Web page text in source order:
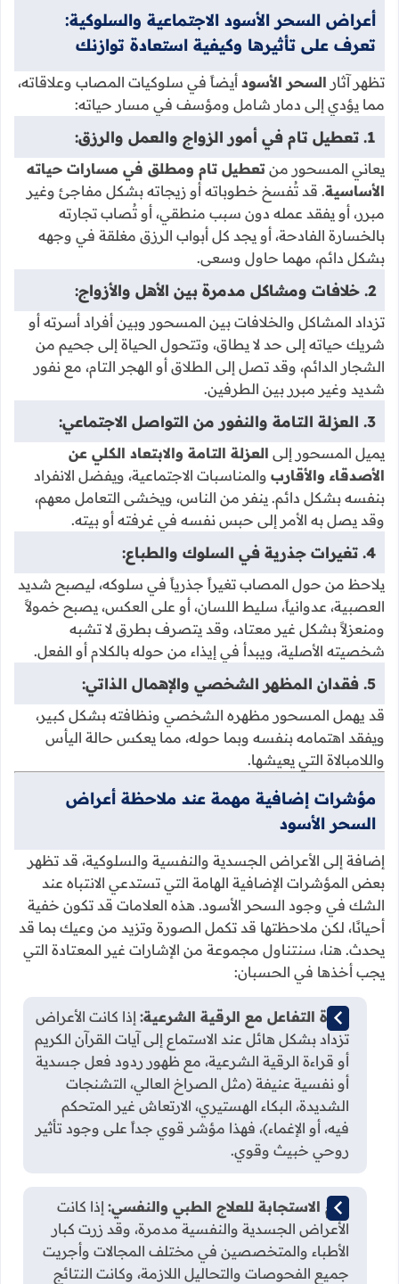
أعراض السحر الأسود الاجتماعية والسلوكية:
تعرف على تأثيرها وكيفية استعادة توازنك
تظهر آثار السحر الأسود أيضاً في سلوكيات المصاب وعلاقاته،
مما يؤدي إلى دمار شامل ومؤسف في مسار حياته:
1. تعطيل تام في أمور الزواج والعمل والرزق:
يعاني المسحور من تعطيل تام ومطلق في مسارات حياته
الأساسية. قد تُفسخ خطوباته أو زيجاته بشكل مفاجئ وغير
مبرر، أو يفقد عمله دون سبب منطقي، أو تُصاب تجارته
بالخسارة الفادحة، أو يجد كل أبواب الرزق مغلقة في وجهه
بشكل دائم، مهما حاول وسعى.
2. خلافات ومشاكل مدمرة بين الأهل والأزواج:
تزداد المشاكل والخلافات بين المسحور وبين أفراد أسرته أو
شريك حياته إلى حد لا يطاق، وتتحول الحياة إلى جحيم من
الشجار الدائم، وقد تصل إلى الطلاق أو الهجر التام، مع نفور
شديد وغير مبرر بين الطرفين.
3. العزلة التامة والنفور من التواصل الاجتماعي:
يميل المسحور إلى العزلة التامة والابتعاد الكلي عن
الأصدقاء والأقارب والمناسبات الاجتماعية، ويفضل الانفراد
بنفسه بشكل دائم. ينفر من الناس، ويخشى التعامل معهم،
وقد يصل به الأمر إلى حبس نفسه في غرفته أو بيته.
4. تغيرات جذرية في السلوك والطباع:
يلاحظ من حول المصاب تغيراً جذرياً في سلوكه، ليصبح شديد
العصبية، عدوانياً، سليط اللسان، أو على العكس، يصبح خمولاً
ومنعزلاً بشكل غير معتاد، وقد يتصرف بطرق لا تشبه
شخصيته الأصلية، ويبدأ في إيذاء من حوله بالكلام أو الفعل.
5. فقدان المظهر الشخصي والإهمال الذاتي:
قد يهمل المسحور مظهره الشخصي ونظافته بشكل كبير،
ويفقد اهتمامه بنفسه وبما حوله، مما يعكس حالة اليأس
واللامبالاة التي يعيشها.
مؤشرات إضافية مهمة عند ملاحظة أعراض
السحر الأسود
إضافة إلى الأعراض الجسدية والنفسية والسلوكية، قد تظهر
بعض المؤشرات الإضافية الهامة التي تستدعي الانتباه عند
الشك في وجود السحر الأسود. هذه العلامات قد تكون خفية
أحيانًا، لكن ملاحظتها قد تكمل الصورة وتزيد من وعيك بما قد
يحدث. هنا، سنتناول مجموعة من الإشارات غير المعتادة التي
يجب أخذها في الحسبان:
شدة التفاعل مع الرقية الشرعية: إذا كانت الأعراض
تزداد بشكل هائل عند الاستماع إلى آيات القرآن الكريم
أو قراءة الرقية الشرعية، مع ظهور ردود فعل جسدية
أو نفسية عنيفة (مثل الصراخ العالي، التشنجات
الشديدة، البكاء الهستيري، الارتعاش غير المتحكم
فيه، أو الإغماء)، فهذا مؤشر قوي جداً على وجود تأثير
روحي خبيث وقوي.
عدم الاستجابة للعلاج الطبي والنفسي: إذا كانت
الأعراض الجسدية والنفسية مدمرة، وقد زرت كبار
الأطباء والمتخصصين في مختلف المجالات وأجريت
جميع الفحوصات والتحاليل اللازمة، وكانت النتائج